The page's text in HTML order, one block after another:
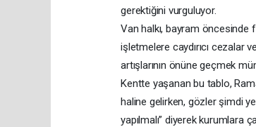
gerektiğini vurguluyor.
Van halkı, bayram öncesinde
işletmelere caydırıcı cezalar
artışlarının önüne geçmek
Kentte yaşanan bu tablo,
haline gelirken, gözler şimdi
yapılmalı” diyerek kurumlara